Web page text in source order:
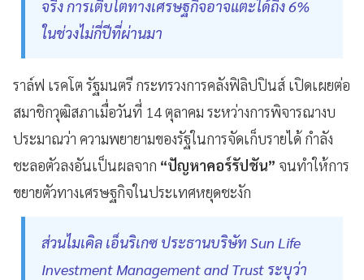
จริง การเติบโตทางเศรษฐกิจอาจแตะได้ถึง 6%
ในช่วงไม่กี่ปีที่ผ่านมา
ราล์ฟ เรคโต รัฐมนตรี กระทรวงการคลังฟิลิปปินส์ เปิดเผยต่อ
สมาชิกวุฒิสภาเมื่อวันที่ 14 ตุลาคม ระหว่างการพิจารณางบ
ประมาณว่า ความพยายามของรัฐในการจัดเก็บรายได้ กำลัง
ชะลอตัวลงอันเป็นผลจาก “ปัญหาคอร์รัปชัน” จนทำให้การ
ขยายตัวทางเศรษฐกิจในประเทศหยุดชะงัก
ส่วนไมเคิล เอ็นริเกซ ประธานบริษัท Sun Life
Investment Management and Trust ระบุว่า